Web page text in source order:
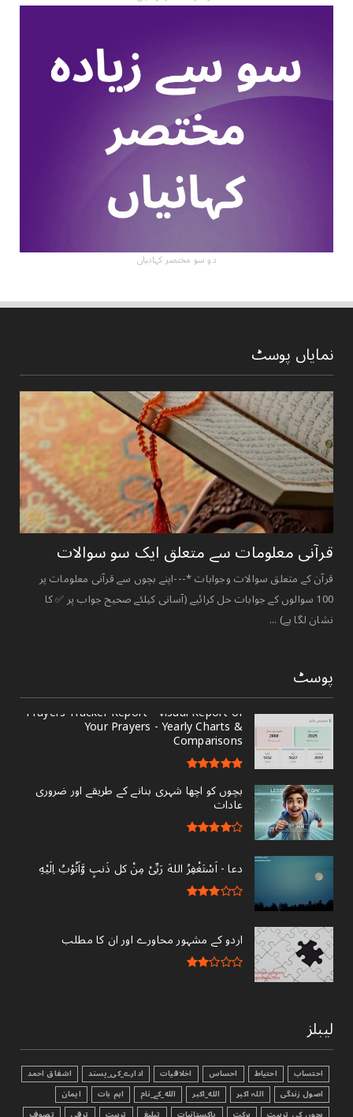
دو سو مختصر کہانیاں
نمایاں پوسٹ
قرآنی ‏معلومات ‏سے ‏متعلق ‏ایک ‏سو ‏سوالات ‏
قرآن کے متعلق سوالات وجوابات *---اپنے بچوں سے قرآنی معلومات پر
100 سوالوں کے جوابات حل کرائیے (آسانی کیلئے صحیح جواب پر ✅ کا
نشان لگا ہے) ...
پوسٹ
Prayers Tracker Report - Visual Report of
Your Prayers - Yearly Charts &
Comparisons
بچوں کو اچھا شہری بنانے کے طریقے اور ضروری
عادات
دعا - ‎اَسْتَغْفِرُ اللهَ رَبِّىْ مِنْ کل ذَنبٍ وَّاَتُوْبُ اِلَيْهِ
اردو کے مشہور محاورے اور ان کا مطلب
لیبلز
احتساب احتیاط احساس اخلاقیات ادارے_کی_پسند
اشفاق احمد
اصول زندگی
اللہ اکبر الله_اکبر الله_کے_نام اہم بات
ایمان